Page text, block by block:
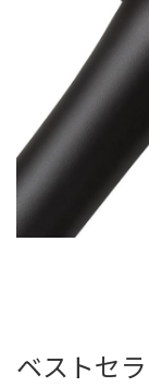
ベストセ